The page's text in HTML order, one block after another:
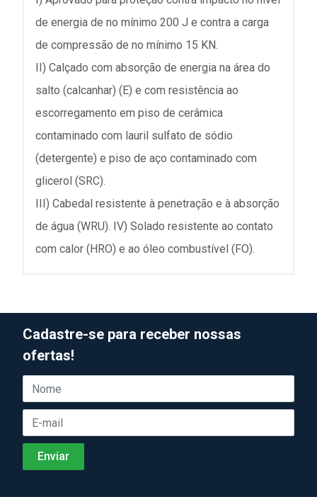
de energia de no mínimo 200 J e contra a carga
de compressão de no mínimo 15 KN.
II) Calçado com absorção de energia na área do
salto (calcanhar) (E) e com resistência ao
escorregamento em piso de cerâmica
contaminado com lauril sulfato de sódio
(detergente) e piso de aço contaminado com
glicerol (SRC).
III) Cabedal resistente à penetração e à absorção
de água (WRU). IV) Solado resistente ao contato
com calor (HRO) e ao óleo combustível (FO).
Cadastre-se para receber nossas
ofertas!